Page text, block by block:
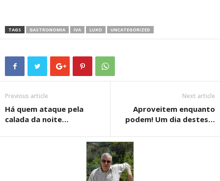
TAGS GASTRONOMIA IVA LUXO UNCATEGORIZED
Previous article
Há quem ataque pela
calada da noite…
Next article
Aproveitem enquanto
podem! Um dia destes…